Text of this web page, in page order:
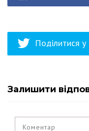
Поділитися
Залишити